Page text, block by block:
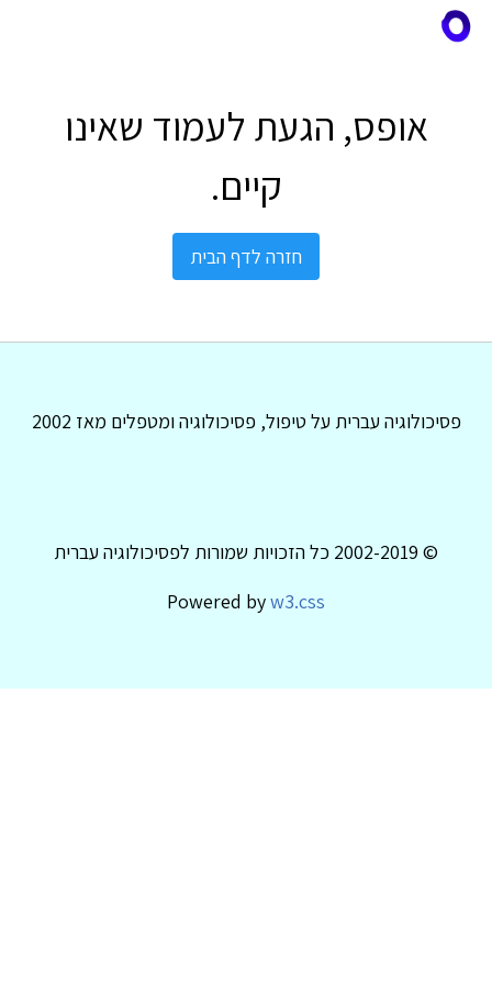
אופס, הגעת לעמוד שאינו
קיים.
חזרה לדף הבית
פסיכולוגיה עברית על טיפול, פסיכולוגיה ומטפלים מאז 2002
© 2002-2019 כל הזכויות שמורות לפסיכולוגיה עברית
Powered byw3.css